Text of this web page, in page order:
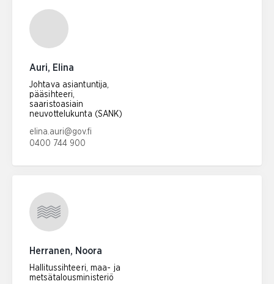
Auri, Elina
Johtava asiantuntija,
pääsihteeri,
saaristoasiain
neuvottelukunta (SANK)
Sähköpostiosoite:
elina.auri@gov.fi
Puhelinnumero:
0400 744 900
Herranen, Noora
Hallitussihteeri, maa- ja
metsätalousministeriö